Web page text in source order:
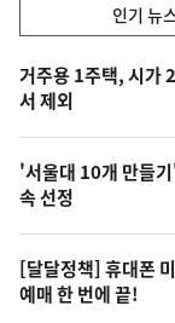
기,
최
신,
오
늘
의
영
상
인기 뉴
기
뉴
스
거주용 1주택, 시가
서 제외
'서울대 10개 만들
속 선정
[달달정책] 휴대폰
예매 한 번에 끝!